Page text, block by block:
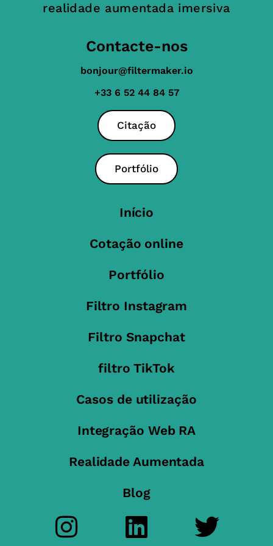
realidade aumentada imersiva
Contacte-nos
bonjour@filtermaker.io
+33 6 52 44 84 57
Citação
Portfólio
Início
Cotação online
Portfólio
Filtro Instagram
Filtro Snapchat
filtro TikTok
Casos de utilização
Integração Web RA
Realidade Aumentada
Blog